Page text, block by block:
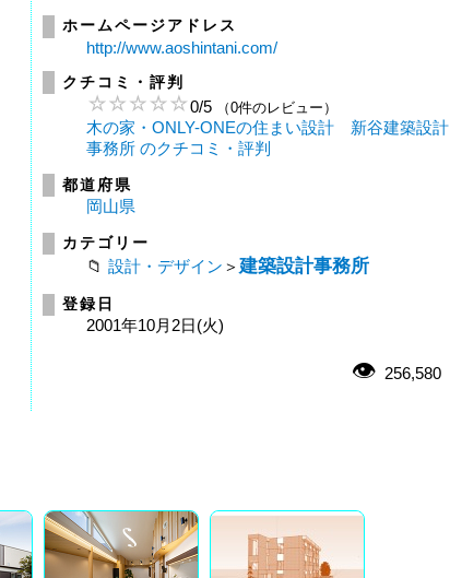
ホームページアドレス
http://www.aoshintani.com/
クチコミ・評判
0/5 （0件のレビュー）
木の家・ONLY-ONEの住まい設計 新谷建築設計
事務所 のクチコミ・評判
都道府県
岡山県
カテゴリー
設計・デザイン ＞ 建築設計事務所
登録日
2001年10月2日(火)
256,580